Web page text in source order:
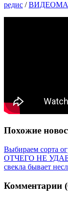
редис /
Похожие
Выбираем сорта
ОТЧЕГО НЕ
свекла бывает
Комментарии